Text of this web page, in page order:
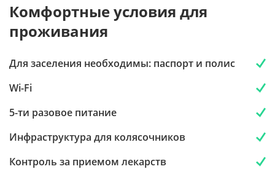
Комфортные условия для
проживания
Для заселения необходимы: паспорт и полис
Wi-Fi
5-ти разовое питание
Инфраструктура для колясочников
Контроль за приемом лекарств